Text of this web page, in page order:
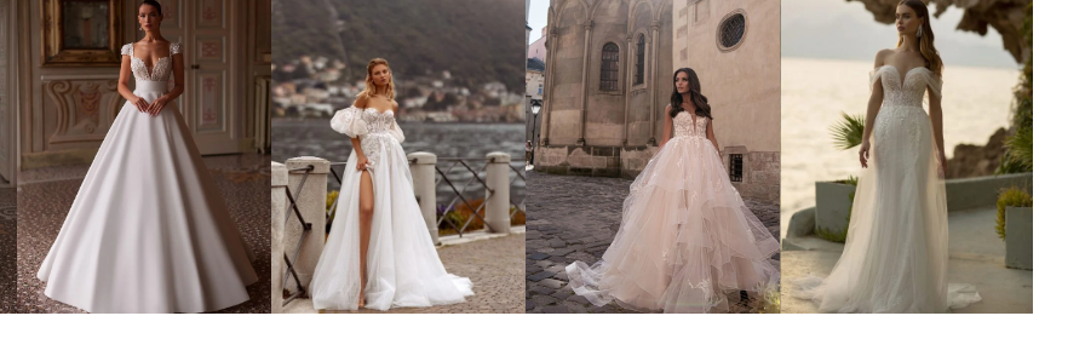
Poročna obleka 02
Poglej več
Poročna obleka 010
Poglej več
Poročna obleka 51
Poglej več
Poročna obleka 41
Poglej več